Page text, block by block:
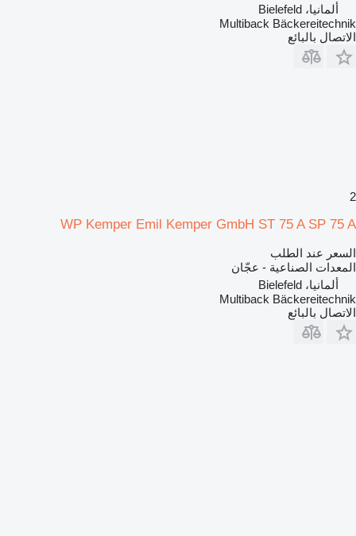
ألمانيا، Bielefeld
Multiback Bäckereitechnik
الاتصال بالبائع
2
WP Kemper Emil Kemper GmbH ST 75 A SP 75 A
السعر عند الطلب
المعدات الصناعية - عجّان
ألمانيا، Bielefeld
Multiback Bäckereitechnik
الاتصال بالبائع